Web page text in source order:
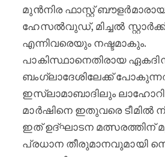
മുൻനിര ഫാസ്റ്റ്
ഹേസൽവുഡ്, മിച്ചൽ
എന്നിവരെയും നഷ്ടമാകും.
പാകിസ്ഥാനെതിരായ
ബംഗ്ലാദേശിലേക്ക്
ഇസ്ലാമാബാദിലും
മാർഷിനെ ഇതുവരെ ടീമിൽ
ഇത് ഉദ്ഘാടന മത്സരത്തിന്
പ്രധാന തീരുമാനവുമായി